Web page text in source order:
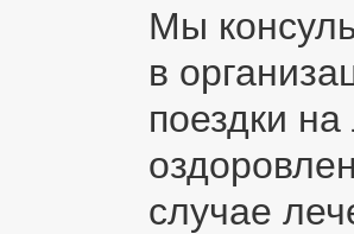
Мы
в
поездки
случае